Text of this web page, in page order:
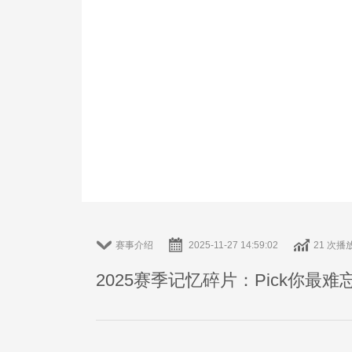
赛事介绍 2025-11-27 14:59:02 21 次播
2025赛季记忆碎片：Pick你最难